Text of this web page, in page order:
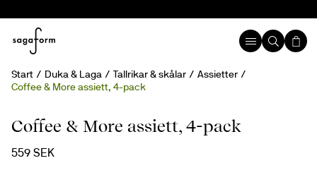
Start Duka & Laga Tallrikar & skålar
Assietter
Coffee & More assiett, 4-pack
Coffee & More assiett, 4-pack
559 SEK